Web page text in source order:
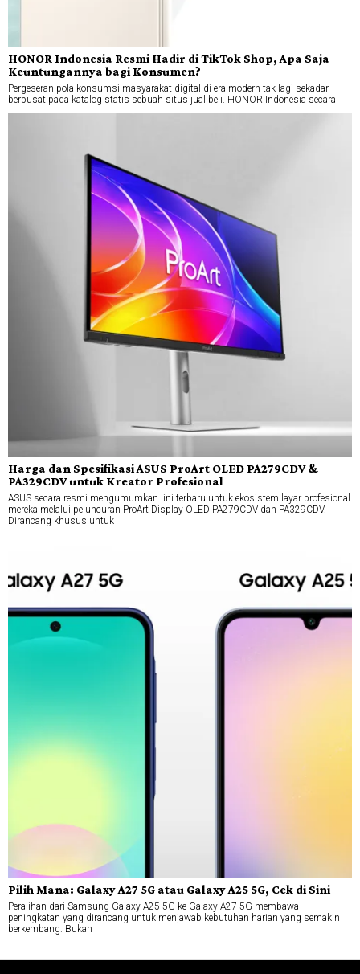
HONOR Indonesia Resmi Hadir di TikTok Shop, Apa Saja
Keuntungannya bagi Konsumen?
Pergeseran pola konsumsi masyarakat digital di era modern tak lagi sekadar
berpusat pada katalog statis sebuah situs jual beli. HONOR Indonesia secara
Harga dan Spesifikasi ASUS ProArt OLED PA279CDV &
PA329CDV untuk Kreator Profesional
ASUS secara resmi mengumumkan lini terbaru untuk ekosistem layar profesional
mereka melalui peluncuran ProArt Display OLED PA279CDV dan PA329CDV.
Dirancang khusus untuk
Pilih Mana: Galaxy A27 5G atau Galaxy A25 5G, Cek di Sini
Peralihan dari Samsung Galaxy A25 5G ke Galaxy A27 5G membawa
peningkatan yang dirancang untuk menjawab kebutuhan harian yang semakin
berkembang. Bukan